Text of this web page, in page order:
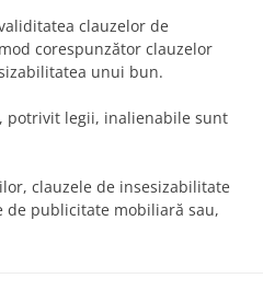
clauzelor de
corespunzător clauzelor
unui bun.
potrivit legii, inalienabile sunt
clauzele de insesizabilitate
publicitate mobiliară sau,